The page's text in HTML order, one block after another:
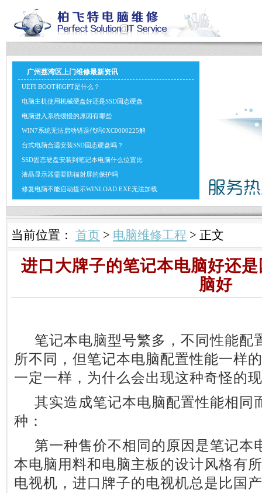
广州荔湾区上门维修最新资讯
UEFI BOOT和GPT是什么？
电脑主机使用机械硬盘好还是SSD固态硬盘
电脑进入系统缓慢的原因有哪些
WIN7系统无法启动错误代码0XC0000225解
台式电脑合适安装SSD固态硬盘吗？
SSD固态硬盘安装到笔记本电脑什么位置比
液晶显示器需要防辐射屏的保护吗
修复电脑不能启动提示WINLOAD.EXE无法加载
当前位置： 首页 > 电脑维修工程 > 正文
进口大牌子的笔记本电脑好还
脑好
笔记本电脑型号繁多，不同性能配
所不同，但笔记本电脑配置性能一样
一定一样，为什么会出现这种奇怪的
其实造成笔记本电脑配置性能相同
种：
第一种售价不相同的原因是笔记本
本电脑用料和电脑主板的设计风格有
电视机，进口牌子的电视机总是比国